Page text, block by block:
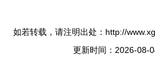
如若转载，请注明出处：http://
更新时间：2026-08-